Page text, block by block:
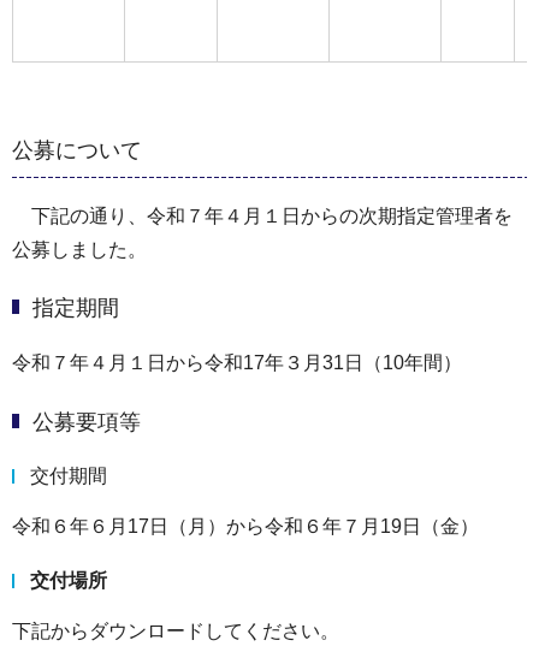
公募について
下記の通り、令和７年４月１日からの次期指定管理者を
公募しました。
指定期間
令和７年４月１日から令和17年３月31日（10年間）
公募要項等
交付期間
令和６年６月17日（月）から令和６年７月19日（金）
交付場所
下記からダウンロードしてください。